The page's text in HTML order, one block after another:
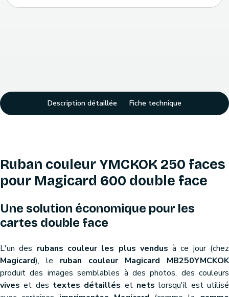
Description détaillée Fiche technique
Ruban couleur YMCKOK 250 faces
pour Magicard 600 double face
Une solution économique pour les
cartes double face
L'un des rubans couleur les plus vendus à ce jour (chez
Magicard), le ruban couleur Magicard MB250YMCKOK
produit des images semblables à des photos, des couleurs
vives et des textes détaillés et nets lorsqu'il est utilisé